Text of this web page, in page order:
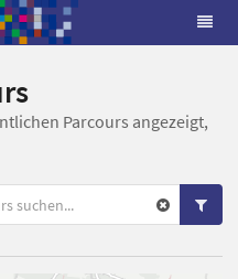
Parcours angezeigt,